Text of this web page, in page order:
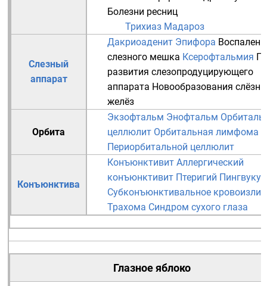
Болезни ресниц
Трихиаз Мадароз
Слезный
аппарат
Дакриоаденит Эпифора
слезного мешка Ксерофтальмия
развития слезопродуцирующего
аппарата Новообразования
желёз
Орбита
Экзофтальм Энофтальм
целлюлит Орбитальная лимфома
Периорбитальной целлюлит
Конъюнктива
Конъюнктивит Аллергический
конъюнктивит Птеригий
Субконъюнктивальное
Трахома Синдром сухого глаза
Глазное яблоко